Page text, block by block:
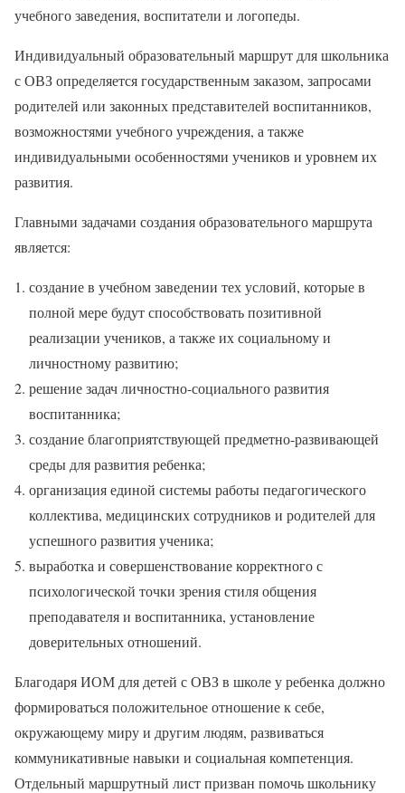
учебного заведения, воспитатели и логопеды.
Индивидуальный образовательный маршрут для школьника
с ОВЗ определяется государственным заказом, запросами
родителей или законных представителей воспитанников,
возможностями учебного учреждения, а также
индивидуальными особенностями учеников и уровнем их
развития.
Главными задачами создания образовательного маршрута
является:
создание в учебном заведении тех условий, которые в
полной мере будут способствовать позитивной
реализации учеников, а также их социальному и
личностному развитию;
решение задач личностно-социального развития
воспитанника;
создание благоприятствующей предметно-развивающей
среды для развития ребенка;
организация единой системы работы педагогического
коллектива, медицинских сотрудников и родителей для
успешного развития ученика;
выработка и совершенствование корректного с
психологической точки зрения стиля общения
преподавателя и воспитанника, установление
доверительных отношений.
Благодаря ИОМ для детей с ОВЗ в школе у ребенка должно
формироваться положительное отношение к себе,
окружающему миру и другим людям, развиваться
коммуникативные навыки и социальная компетенция.
Отдельный маршрутный лист призван помочь школьнику